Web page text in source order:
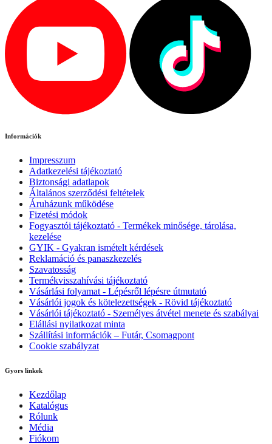
Információk
Impresszum
Adatkezelési tájékoztató
Biztonsági adatlapok
Általános szerződési feltételek
Áruházunk működése
Fizetési módok
Fogyasztói tájékoztató - Termékek minősége, tárolása,
kezelése
GYIK - Gyakran ismételt kérdések
Reklamáció és panaszkezelés
Szavatosság
Termékvisszahívási tájékoztató
Vásárlási folyamat - Lépésről lépésre útmutató
Vásárlói jogok és kötelezettségek - Rövid tájékoztató
Vásárlói tájékoztató - Személyes átvétel menete és szabályai
Elállási nyilatkozat minta
Szállítási információk – Futár, Csomagpont
Cookie szabályzat
Gyors linkek
Kezdőlap
Katalógus
Rólunk
Média
Fiókom